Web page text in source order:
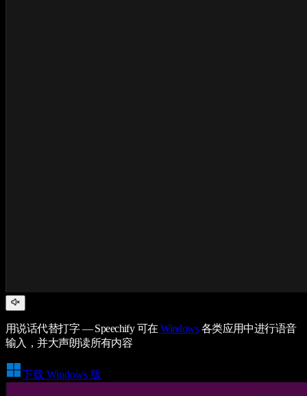
用说话代替打字 — Speechify 可在Windows各类应用中进行语音
输入，并大声朗读所有内容
下载 Windows 版